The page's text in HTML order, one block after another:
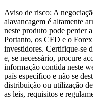
Aviso de risco: A
alavancagem é altamente
neste produto pode perder
Portanto, os CFD e o
investidores. Certifique-se
e, se necessário, procure
informação contida neste
país específico e não se
distribuição ou utilização
as leis, requisitos e